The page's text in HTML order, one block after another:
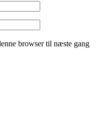
browser til næste gang